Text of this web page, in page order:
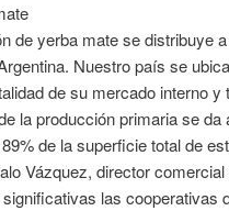
de yerba mate se distribuye
Nuestro país se
de su mercado interno
la producción primaria se
de la superficie total de
Vázquez, director
las cooperativas